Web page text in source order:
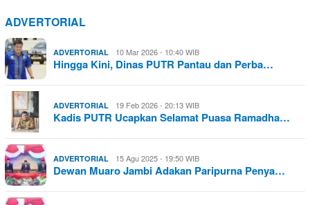
ADVERTORIAL
ADVERTORIAL 10 Mar 2026 - 10:40 WIB
Hingga Kini, Dinas PUTR Pantau dan Perba…
ADVERTORIAL 19 Feb 2026 - 20:13 WIB
Kadis PUTR Ucapkan Selamat Puasa Ramadha…
ADVERTORIAL 15 Agu 2025 - 19:50 WIB
Dewan Muaro Jambi Adakan Paripurna Penya…